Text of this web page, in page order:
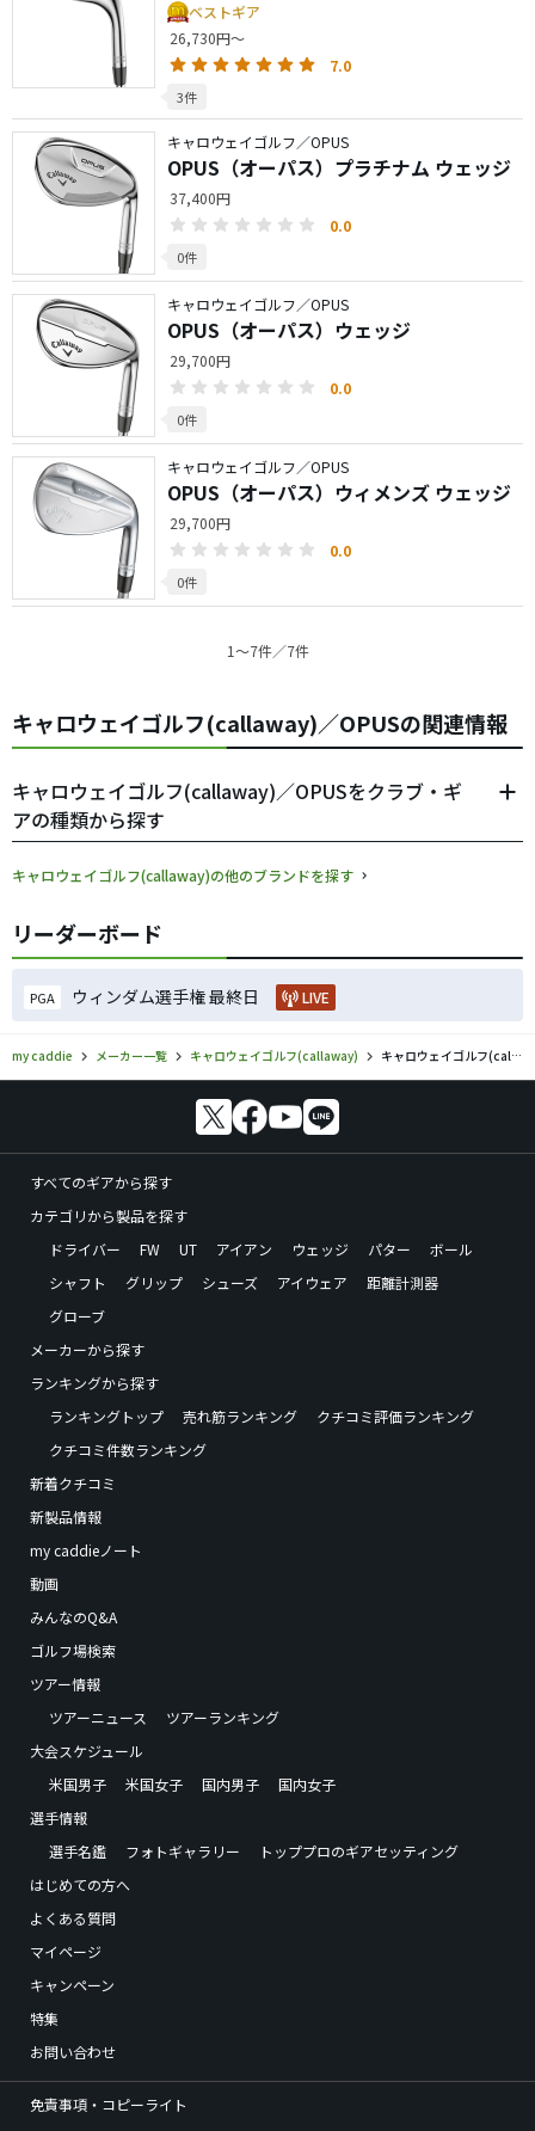
ベストギア
26,730円～
7.0
3件
キャロウェイゴルフ／OPUS
OPUS（オーパス）プラチナム ウェッジ
37,400円
0.0
0件
キャロウェイゴルフ／OPUS
OPUS（オーパス）ウェッジ
29,700円
0.0
0件
キャロウェイゴルフ／OPUS
OPUS（オーパス）ウィメンズ ウェッジ
29,700円
0.0
0件
1〜7件／7件
キャロウェイゴルフ(callaway)／OPUSの関連情報
キャロウェイゴルフ(callaway)／OPUSをクラブ・ギ
アの種類から探す
キャロウェイゴルフ(callaway)の他のブランドを探す
リーダーボード
PGA ウィンダム選手権 最終日 LIVE
my caddie メーカー一覧 キャロウェイゴルフ(callaway) キャロウェイゴルフ(callaway)／OPUSのゴルフギアの口コミ評価
すべてのギアから探す
カテゴリから製品を探す
ドライバー
FW UT アイアン ウェッジ パター
ボール
シャフト
グリップ シューズ アイウェア
距離計測器
グローブ
メーカーから探す
ランキングから探す
ランキングトップ
売れ筋ランキング
クチコミ評価ランキング
クチコミ件数ランキング
新着クチコミ
新製品情報
my caddieノート
動画
みんなのQ&A
ゴルフ場検索
ツアー情報
ツアーニュース
ツアーランキング
大会スケジュール
米国男子
米国女子 国内男子
国内女子
選手情報
選手名鑑
フォトギャラリー
トッププロのギアセッティング
はじめての方へ
よくある質問
マイページ
キャンペーン
特集
お問い合わせ
免責事項・コピーライト